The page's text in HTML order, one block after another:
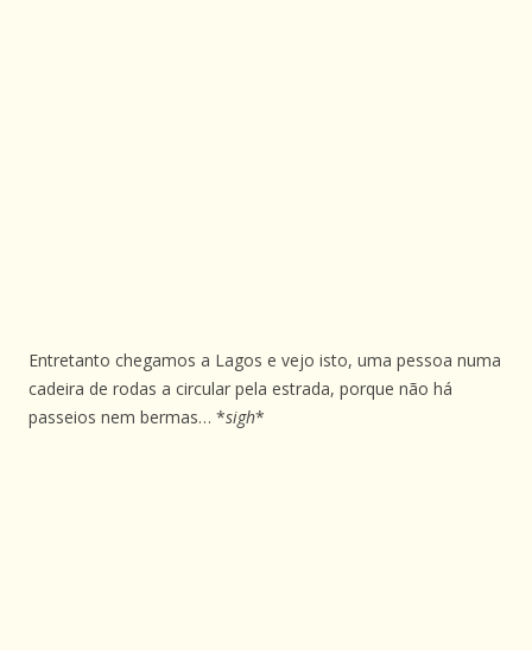
Entretanto chegamos a Lagos e vejo isto, uma pessoa numa
cadeira de rodas a circular pela estrada, porque não há
passeios nem bermas… *sigh*